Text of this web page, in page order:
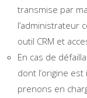
transmise par
l’administrateur
outil CRM et
En cas de
dont l’origine
prenons en